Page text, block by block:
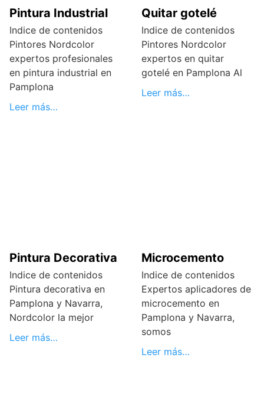
Pintura Industrial
Indice de contenidos
Pintores Nordcolor
expertos profesionales
en pintura industrial en
Pamplona
Leer más…
Quitar gotelé
Indice de contenidos
Pintores Nordcolor
expertos en quitar
gotelé en Pamplona Al
Leer más…
Pintura Decorativa
Indice de contenidos
Pintura decorativa en
Pamplona y Navarra,
Nordcolor la mejor
Leer más…
Microcemento
Indice de contenidos
Expertos aplicadores de
microcemento en
Pamplona y Navarra,
somos
Leer más…